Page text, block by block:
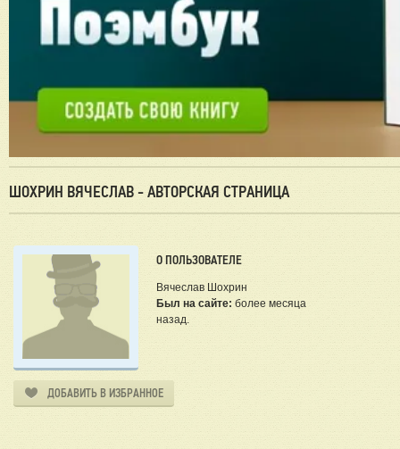
ШОХРИН ВЯЧЕСЛАВ - АВТОРСКАЯ СТРАНИЦА
О ПОЛЬЗОВАТЕЛЕ
Вячеслав Шохрин
Был на сайте: более месяца
назад.
ДОБАВИТЬ В ИЗБРАННОЕ